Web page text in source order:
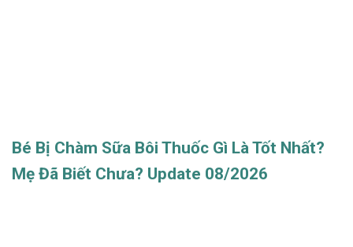
Bé Bị Chàm Sữa Bôi Thuốc Gì Là Tốt Nhất?
Mẹ Đã Biết Chưa? Update 08/2026